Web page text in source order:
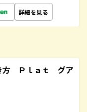
詳細を見る
方 Ｐｌａｔ グア